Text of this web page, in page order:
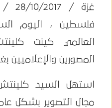
غزة
فلسطين ، اليوم
العالمي كينت
المصورين والإعلاميين
استهل السيد
مجال التصوير بشكل